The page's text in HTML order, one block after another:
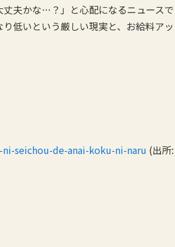
丈夫かな…？」と心配になるニュースで
低いという厳しい現実と、お給料アッ
ni-seichou-de-anai-koku-ni-naru (出所: